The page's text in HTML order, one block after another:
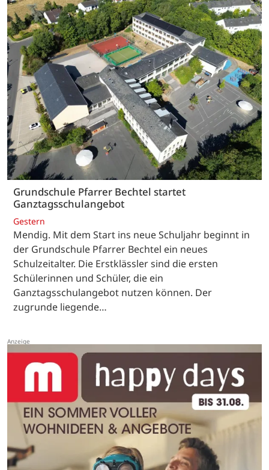
Grundschule Pfarrer Bechtel startet
Ganztagsschulangebot
Gestern
Mendig. Mit dem Start ins neue Schuljahr beginnt in
der Grundschule Pfarrer Bechtel ein neues
Schulzeitalter. Die Erstklässler sind die ersten
Schülerinnen und Schüler, die ein
Ganztagsschulangebot nutzen können. Der
zugrunde liegende…